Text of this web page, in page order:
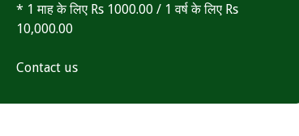
* 1 माह के लिए Rs 1000.00 / 1 वर्ष के लिए Rs
10,000.00
Contact us